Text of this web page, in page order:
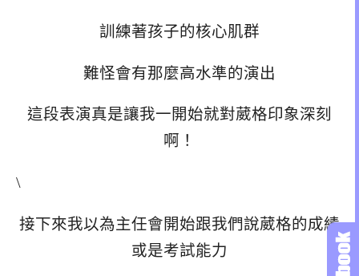
訓練著孩子的核心肌群
難怪會有那麼高水準的演出
這段表演真是讓我一開始就對葳格印象深刻
啊！
\
接下來我以為主任會開始跟我們說葳格的成績
或是考試能力